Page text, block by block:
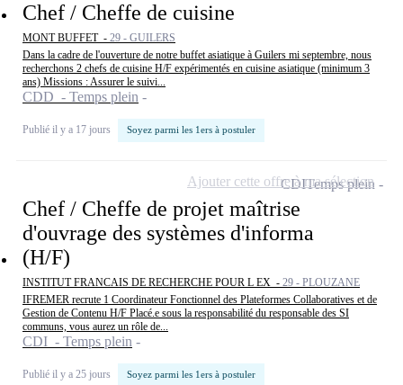
Chef / Cheffe de cuisine
MONT BUFFET - 29 - GUILERS
Dans la cadre de l'ouverture de notre buffet asiatique à Guilers mi septembre, nous
recherchons 2 chefs de cuisine H/F expérimentés en cuisine asiatique (minimum 3
ans) Missions : Assurer le suivi...
CDD - Temps plein
Publié il y a 17 jours Soyez parmi les 1ers à postuler
Chef / Cheffe de projet maîtrise
d'ouvrage des systèmes d'informa
(H/F)
INSTITUT FRANCAIS DE RECHERCHE POUR L EX - 29 - PLOUZANE
IFREMER recrute 1 Coordinateur Fonctionnel des Plateformes Collaboratives et de
Gestion de Contenu H/F Placé.e sous la responsabilité du responsable des SI
communs, vous aurez un rôle de...
CDI - Temps plein
Publié il y a 25 jours Soyez parmi les 1ers à postuler
CDITemps plein
Ajouter cette offre à ma sélection